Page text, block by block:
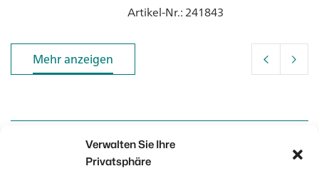
Verwalten Sie Ihre
Privatsphäre
Artikel-Nr.: 241843
Mehr anzeigen
Mehr anzeigen
Kontakt
Kontakt